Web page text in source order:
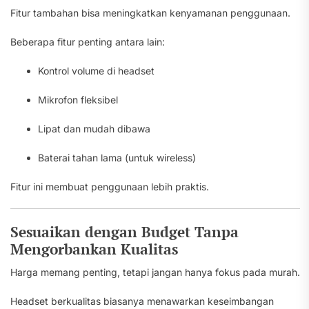
Fitur tambahan bisa meningkatkan kenyamanan penggunaan.
Beberapa fitur penting antara lain:
Kontrol volume di headset
Mikrofon fleksibel
Lipat dan mudah dibawa
Baterai tahan lama (untuk wireless)
Fitur ini membuat penggunaan lebih praktis.
Sesuaikan dengan Budget Tanpa
Mengorbankan Kualitas
Harga memang penting, tetapi jangan hanya fokus pada murah.
Headset berkualitas biasanya menawarkan keseimbangan